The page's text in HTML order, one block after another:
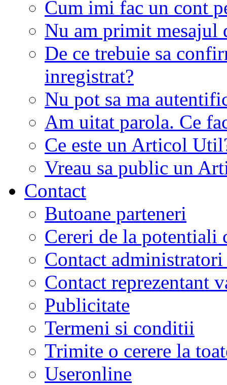
Cum imi fac un cont
Nu am primit mesajul
De ce trebuie sa
inregistrat?
Nu pot sa ma
Am uitat parola. Ce
Ce este un Articol
Vreau sa public un
Contact
Butoane parteneri
Cereri de la potentiali
Contact
Contact reprezentant
Publicitate
Termeni si conditii
Trimite o cerere la
Useronline